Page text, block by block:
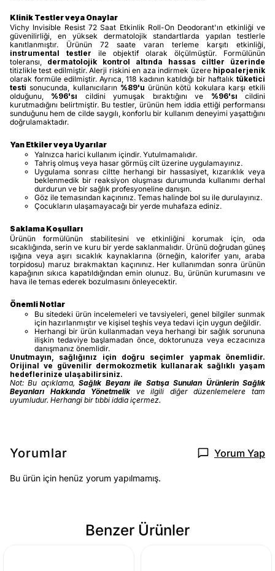
Klinik Testler veya Onaylar
Vichy Invisible Resist 72 Saat Etkinlik Roll-On Deodorant'ın etkinliği ve
güvenilirliği, en yüksek dermatolojik standartlarda yapılan testlerle
kanıtlanmıştır. Ürünün 72 saate varan terleme karşıtı etkinliği,
instrumental testler ile objektif olarak ölçülmüştür. Formülünün
toleransı, dermatolojik kontrol altında hassas ciltler üzerinde
titizlikle test edilmiştir. Alerji riskini en aza indirmek üzere hipoalerjenik
olarak formüle edilmiştir. Ayrıca, 118 kadının katıldığı bir haftalık tüketici
testi sonucunda, kullanıcıların %89'u ürünün kötü kokulara karşı etkili
olduğunu, %96'sı cildini yumuşak bıraktığını ve %96'sı cildini
kurutmadığını belirtmiştir. Bu testler, ürünün hem iddia ettiği performansı
sunduğunu hem de cilde saygılı, konforlu bir kullanım deneyimi yaşattığını
doğrulamaktadır.
Yan Etkiler veya Uyarılar
Yalnızca harici kullanım içindir. Yutulmamalıdır.
Tahriş olmuş veya hasar görmüş cilt üzerine uygulamayınız.
Uygulama sonrası ciltte herhangi bir hassasiyet, kızarıklık veya
beklenmedik bir reaksiyon oluşması durumunda kullanımı derhal
durdurun ve bir sağlık profesyoneline danışın.
Göz ile temasından kaçınınız. Temas halinde bol su ile durulayınız.
Çocukların ulaşamayacağı bir yerde muhafaza ediniz.
Saklama Koşulları
Ürünün formülünün stabilitesini ve etkinliğini korumak için, oda
sıcaklığında, serin ve kuru bir yerde saklanmalıdır. Ürünü doğrudan güneş
ışığına veya aşırı sıcaklık kaynaklarına (örneğin, kalorifer yanı, araba
torpidosu) maruz bırakmaktan kaçınınız. Her kullanımdan sonra ürünün
kapağının sıkıca kapatıldığından emin olunuz. Bu, ürünün kurumasını ve
hava ile temas ederek bozulmasını önleyecektir.
Önemli Notlar
Bu sitedeki ürün incelemeleri ve tavsiyeleri, genel bilgiler sunmak
için hazırlanmıştır ve kişisel teşhis veya tedavi için uygun değildir.
Herhangi bir ürün kullanmadan veya herhangi bir sağlık sorununa
ilişkin tedaviye başlamadan önce, doktorunuza veya eczacınıza
danışmanız önemlidir.
Unutmayın, sağlığınız için doğru seçimler yapmak önemlidir.
Orijinal ve güvenilir dermokozmetik kullanarak sağlıklı yaşam
hedeflerinize ulaşabilirsiniz.
Not: Bu açıklama,Sağlık Beyanı ile Satışa Sunulan Ürünlerin Sağlık
Beyanları Hakkında Yönetmelik ve ilgili diğer düzenlemelere tam
uyumludur. Herhangi bir tıbbi iddia içermez.
Yorumlar Yorum Yap
Bu ürün için henüz yorum yapılmamış.
Benzer Ürünler